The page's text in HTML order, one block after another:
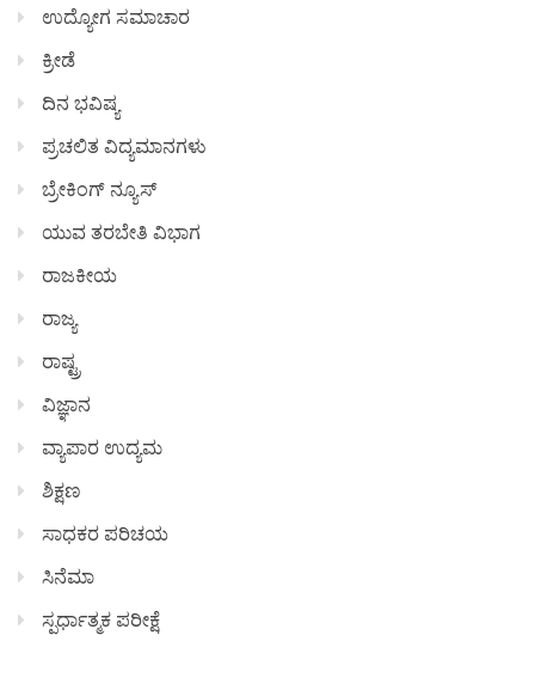
ಉದ್ಯೋಗ ಸಮಾಚಾರ
ಕ್ರೀಡೆ
ದಿನ ಭವಿಷ್ಯ
ಪ್ರಚಲಿತ ವಿದ್ಯಮಾನಗಳು
ಬ್ರೇಕಿಂಗ್ ನ್ಯೂಸ್
ಯುವ ತರಬೇತಿ ವಿಭಾಗ
ರಾಜಕೀಯ
ರಾಜ್ಯ
ರಾಷ್ಟ್ರ
ವಿಜ್ಞಾನ
ವ್ಯಾಪಾರ ಉದ್ಯಮ
ಶಿಕ್ಷಣ
ಸಾಧಕರ ಪರಿಚಯ
ಸಿನೆಮಾ
ಸ್ಪರ್ಧಾತ್ಮಕ ಪರೀಕ್ಷೆ